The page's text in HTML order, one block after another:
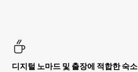
디지털 노마드 및 출장에 적합한 숙소